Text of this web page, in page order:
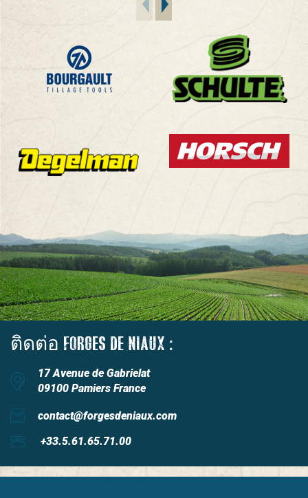
ติดต่อ FORGES DE NIAUX :
17 Avenue de Gabrielat
09100 Pamiers France
contact@forgesdeniaux.com
+33.5.61.65.71.00